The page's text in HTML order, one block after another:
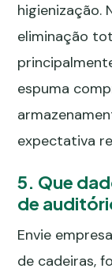
higienização.
eliminação
espuma
expectativa
5. Que
de
Envie
de cadeiras,